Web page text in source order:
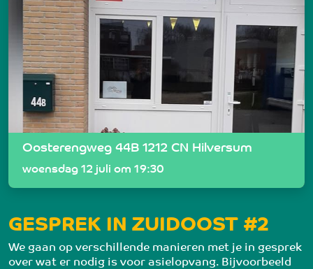
Oosterengweg 44B 1212 CN Hilversum
woensdag 12 juli om 19:30
GESPREK IN ZUIDOOST #2
We gaan op verschillende manieren met je in gesprek
over wat er nodig is voor asielopvang. Bijvoorbeeld